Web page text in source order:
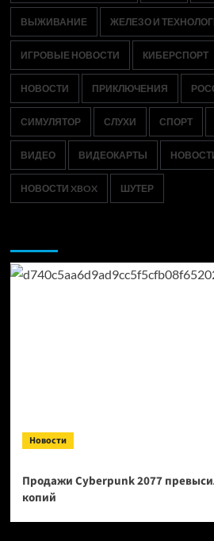
ВЫЖИВАНИЕ ЖЕЛЕЗО И
ИГРОВЫЕ НОВОСТИ КИБЕРСПОРТ
НОВОСТИ ПРИКЛЮЧЕНИЯ
СИМУЛЯТОР СЛУХИ СПОРТ
ВИДЕО ВИДЕОКАРТЫ НОВОСТИ
НОВОСТИ XBOX ШУТЕР
Новости
Продажи Cyberpunk 2077
копий